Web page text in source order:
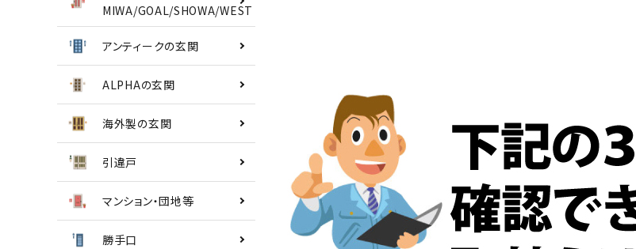
person 会員登録
MIWA/GOAL/SHOWA/WEST
アンティークの玄関
ALPHAの玄関
海外製の玄関
引違戸
マンション・団地等
勝手口